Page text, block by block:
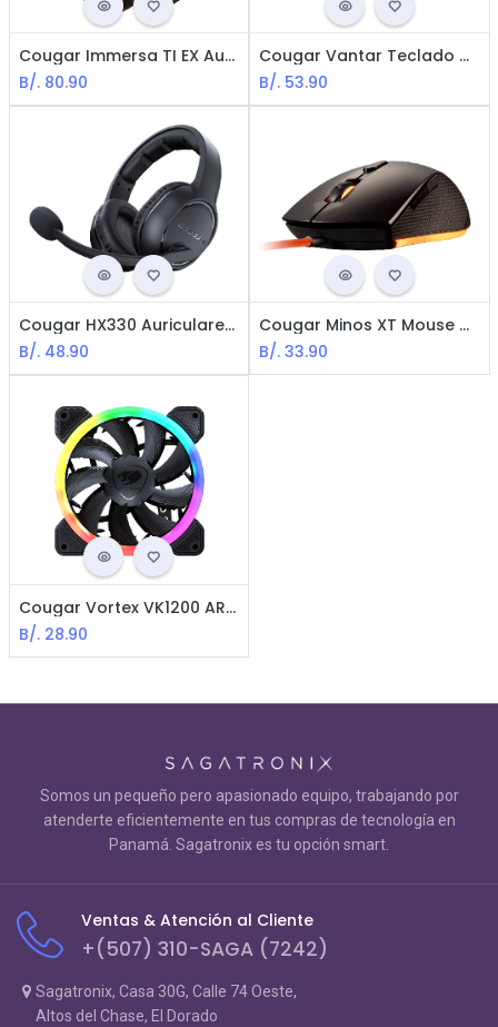
Cougar Immersa TI EX Auriculares Pro Gaming - 3.5mm / Compatible con PC, Smartphone, ND Switch, PS5, XBOX
B/. 80.90
Cougar Vantar Teclado Mecánico para Juegos Retreo iluminado / Español / USB / Negro
B/. 53.90
Cougar HX330 Auriculares Pro Gaming RGB - 3.5mm / Negro
B/. 48.90
Cougar Minos XT Mouse Optico Gaming - Tecnología UIX / 4000DPI / USB / RGB / Negro
B/. 33.90
Cougar Vortex VK1200 ARGB HDB abánicos ARGB - 120mm / Black
B/. 28.90
Somos un pequeño pero apasionado equipo, trabajando por
atenderte eficientemente en tus compras de tecnología en
Panamá. Sagatronix es tu opción smart.
Ventas & Atención al Cliente
+(507) 310-SAGA (7242)
Sagatronix, Casa 30G, Calle 74 Oeste,
Altos del Chase, El Dorado